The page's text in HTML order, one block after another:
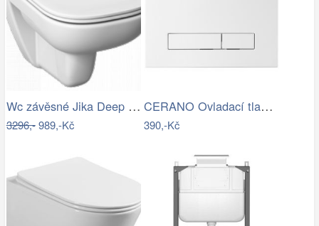
Wc závěsné Jika Deep zadní odpad…
3296,-989,-Kč
CERANO Ovladací tlačítko WC modulů Lite…
390,-Kč